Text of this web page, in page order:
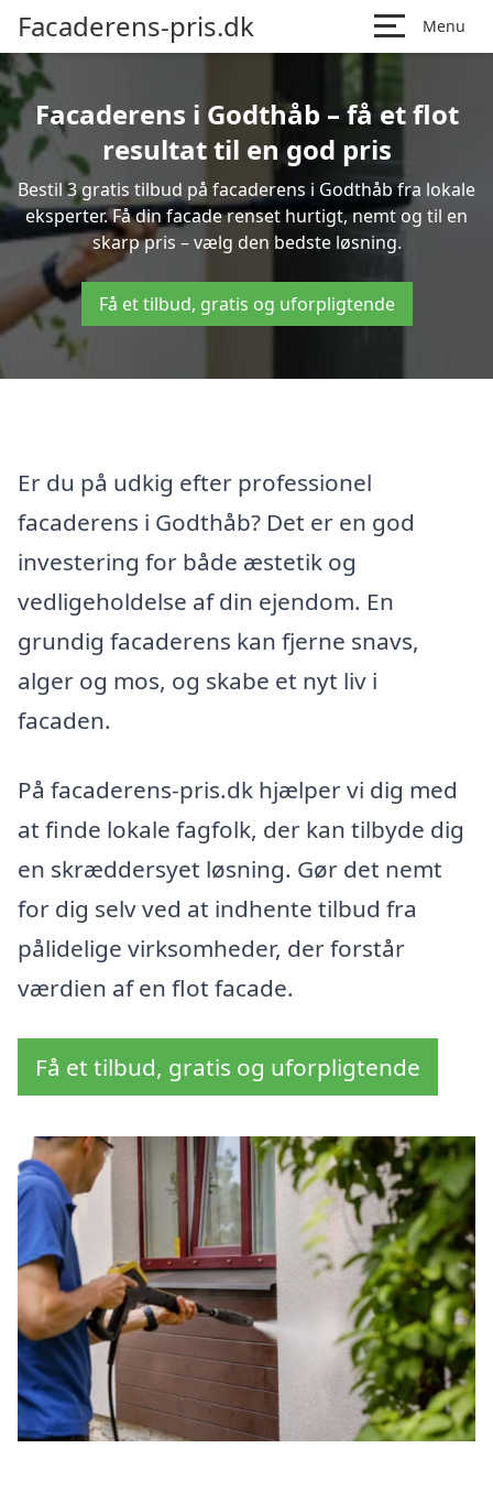
Facaderens-pris.dk Menu
Facaderens i Godthåb – få et flot
resultat til en god pris
Bestil 3 gratis tilbud på facaderens i Godthåb fra lokale
eksperter. Få din facade renset hurtigt, nemt og til en
skarp pris – vælg den bedste løsning.
Få et tilbud, gratis og uforpligtende
Er du på udkig efter professionel
facaderens i Godthåb? Det er en god
investering for både æstetik og
vedligeholdelse af din ejendom. En
grundig facaderens kan fjerne snavs,
alger og mos, og skabe et nyt liv i
facaden.
På facaderens-pris.dk hjælper vi dig med
at finde lokale fagfolk, der kan tilbyde dig
en skræddersyet løsning. Gør det nemt
for dig selv ved at indhente tilbud fra
pålidelige virksomheder, der forstår
værdien af en flot facade.
Få et tilbud, gratis og uforpligtende